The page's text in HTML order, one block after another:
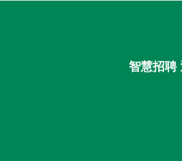
智慧招聘